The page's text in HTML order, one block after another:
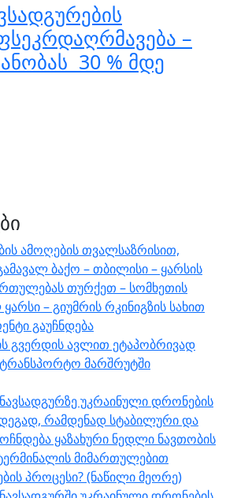
–
30 % მდე
ამოღების თვალსაზრისით,
ბაქო – თბილისი – ყარსის
თურქეთ – სომხეთის
– გიუმრის რკინიგზის სახით
გაუჩნდება
გვერდის ავლით ეტაპობრივად
მარშრუტში
უკრაინული დრონების
რამდენად სტაბილური და
ყაზახური ნედლი ნავთობის
მიმართულებით
პროცესი? (ნაწილი მეორე)